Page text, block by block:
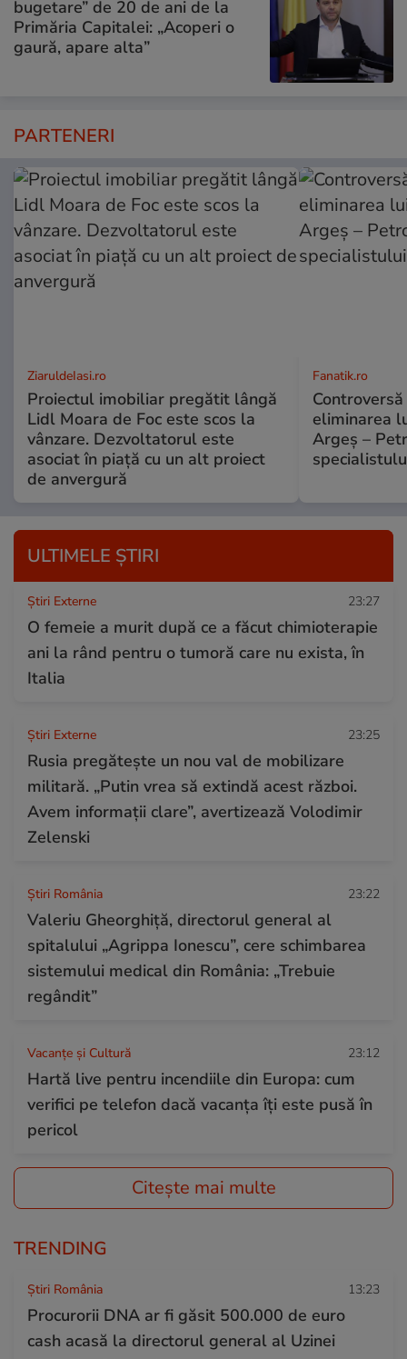
bugetare” de 20 de ani de la
Primăria Capitalei: „Acoperi o
gaură, apare alta”
PARTENERI
ZiaruldeIasi.ro
Proiectul imobiliar pregătit lângă
Lidl Moara de Foc este scos la
vânzare. Dezvoltatorul este
asociat în piață cu un alt proiect
de anvergură
Fanatik.ro
eliminarea
Argeș –
ULTIMELE ȘTIRI
Știri Externe 23:27
O femeie a murit după ce a făcut chimioterapie
ani la rând pentru o tumoră care nu exista, în
Italia
Știri Externe 23:25
Rusia pregătește un nou val de mobilizare
militară. „Putin vrea să extindă acest război.
Avem informații clare”, avertizează Volodimir
Zelenski
Știri România 23:22
Valeriu Gheorghiță, directorul general al
spitalului „Agrippa Ionescu”, cere schimbarea
sistemului medical din România: „Trebuie
regândit”
Vacanțe și Cultură 23:12
Hartă live pentru incendiile din Europa: cum
verifici pe telefon dacă vacanța îți este pusă în
pericol
Citește mai multe
TRENDING
Știri România 13:23
Procurorii DNA ar fi găsit 500.000 de euro
cash acasă la directorul general al Uzinei